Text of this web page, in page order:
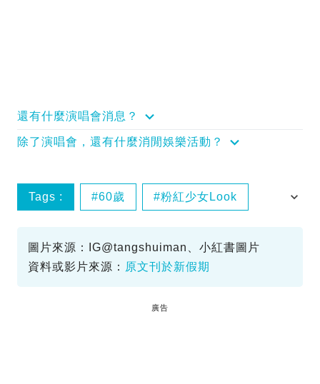
還有什麼演唱會消息？
除了演唱會，還有什麼消閒娛樂活動？
Tags : 60歲 粉紅少女Look
圖片來源：IG@tangshuiman、小紅書圖片
資料或影片來源： 原文刊於新假期
廣告